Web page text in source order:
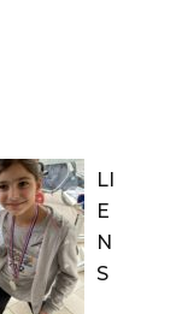
LI
E
N
S